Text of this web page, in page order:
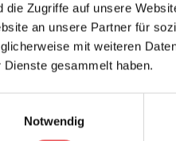
die Zugriffe auf unsere
an unsere Partner für
mit weiteren
Dienste gesammelt haben.
Notwendig